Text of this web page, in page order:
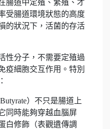
腸道中定殖、繁殖、才
受腸道環境狀態的高度
狀況下，活菌的存活
性分子，不需要定殖過
疫細胞交互作用。特別
）不只是腸道上
同時能夠穿越血腦屏
白修飾（表觀遺傳調